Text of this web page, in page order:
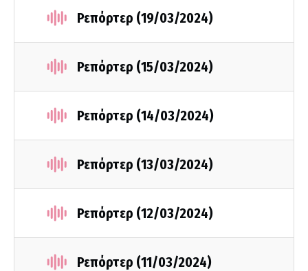
Ρεπόρτερ (19/03/2024)
Ρεπόρτερ (15/03/2024)
Ρεπόρτερ (14/03/2024)
Ρεπόρτερ (13/03/2024)
Ρεπόρτερ (12/03/2024)
Ρεπόρτερ (11/03/2024)